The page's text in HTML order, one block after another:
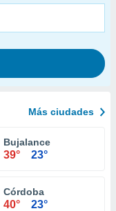
Más ciudades
Bujalance
39° 23°
Córdoba
40° 23°